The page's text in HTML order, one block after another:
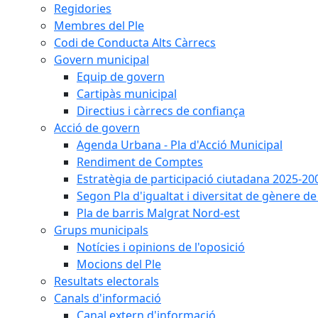
Regidories
Membres del Ple
Codi de Conducta Alts Càrrecs
Govern municipal
Equip de govern
Cartipàs municipal
Directius i càrrecs de confiança
Acció de govern
Agenda Urbana - Pla d'Acció Municipal
Rendiment de Comptes
Estratègia de participació ciutadana 2025-
Segon Pla d'igualtat i diversitat de gènere
Pla de barris Malgrat Nord-est
Grups municipals
Notícies i opinions de l'oposició
Mocions del Ple
Resultats electorals
Canals d'informació